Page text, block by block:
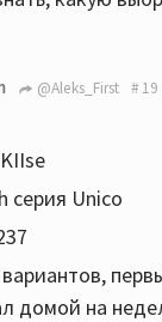
@Aleks_First
серия Unico
домой на